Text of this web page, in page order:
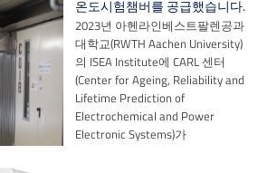
온도시험챔버를 공급했습니다.
2023년 아헨라인베스트팔렌공과
대학교(RWTH Aachen University)
의 ISEA Institute에 CARL 센터
(Center for Ageing, Reliability and
Lifetime Prediction of
Electrochemical and Power
Electronic Systems)가